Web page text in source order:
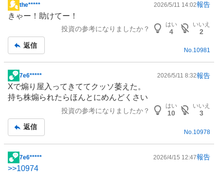
掲
示
事
the***** 2026/5/11 14:02報告
きゃー！助けてー！
投資の参考になりましたか？
はい
4
いいえ
2
返信
No.10981
掲
示
板
7e6***** 2026/5/11 8:32報告
Xで煽り屋入ってきててクッソ萎えた。
持ち株煽られたらほんとにめんどくさい
投資の参考になりましたか？
はい
10
いいえ
3
返信
No. 10978
掲
7e6***** 2026/4/15 12:47報告
>>10974